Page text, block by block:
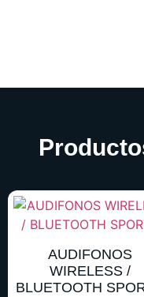
AUDIFONOS
WIRELESS /
BLUETOOTH